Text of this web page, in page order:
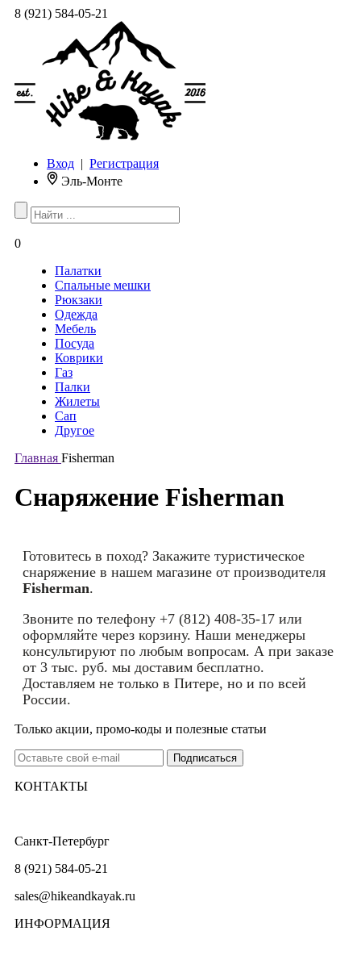
8 (921) 584-05-21
Вход | Регистрация
Эль-Монте
0
Палатки
Спальные мешки
Рюкзаки
Одежда
Мебель
Посуда
Коврики
Газ
Палки
Жилеты
Сап
Другое
Главная Fisherman
Снаряжение Fisherman
Готовитесь в поход? Закажите туристическое
снаряжение в нашем магазине от производителя
Fisherman.
Звоните по телефону +7 (812) 408-35-17 или
оформляйте через корзину. Наши менеджеры
консультируют по любым вопросам. А при заказе
от 3 тыс. руб. мы доставим бесплатно.
Доставляем не только в Питере, но и по всей
России.
Только акции, промо-коды и полезные статьи
КОНТАКТЫ
Санкт-Петербург
8 (921) 584-05-21
sales@hikeandkayak.ru
ИНФОРМАЦИЯ